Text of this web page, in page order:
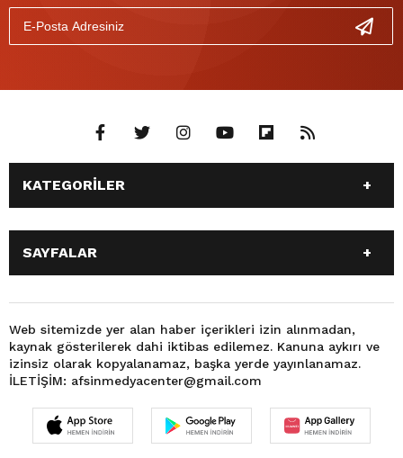
KATEGORİLER
ANASAYFA
GÜNDEM
SİYASET
SPOR
EKONOMİ
TEKNOLOJİ
3. SAYFA
BÜYÜKŞEHİR BELEDİYESİ
DÜNYA
FOTO GALERİ
KÜLTÜR SANAT
MAGAZİN
OTOMOBİL
SAĞLIK
VIDEO GALERİ
YEREL HABERLER
KÜNYE
SAYFALAR
SİYASET
EĞİTİM
SPOR
EKONOMİ
TEKNOLOJİ
3. SAYFA
FOTO GALERİ
KÜLTÜR SANAT
MAGAZİN
OTOMOBİL
Web sitemizde yer alan haber içerikleri izin alınmadan,
kaynak gösterilerek dahi iktibas edilemez. Kanuna aykırı ve
izinsiz olarak kopyalanamaz, başka yerde yayınlanamaz.
İLETİŞİM: afsinmedyacenter@gmail.com